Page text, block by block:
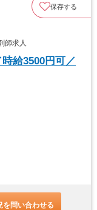
保存する
師求人
給3500円可／
を問い合わせる